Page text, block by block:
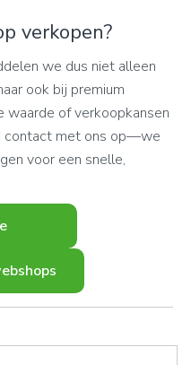
verkopen?
we dus niet alleen
ook bij premium
waarde of verkoopkansen
contact met ons op—we
voor een snelle,